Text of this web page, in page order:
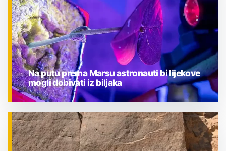
ZNANOST
Na putu prema Marsu astronauti bi lijekove
mogli dobivati iz biljaka